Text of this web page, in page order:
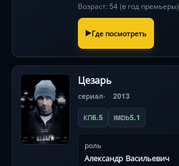
Возраст: 54 (в год премьеры)
Где посмотреть
Цезарь
сериал 2013
КП6.5 IMDb5.1
роль
Александр Васильевич